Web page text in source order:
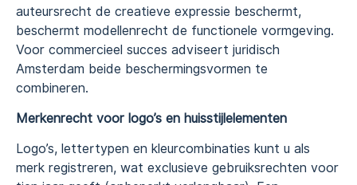
auteursrecht de creatieve expressie beschermt,
beschermt modellenrecht de functionele vormgeving.
Voor commercieel succes adviseert juridisch
Amsterdam beide beschermingsvormen te
combineren.
Merkenrecht voor logo’s en huisstijlelementen
Logo’s, lettertypen en kleurcombinaties kunt u als
merk registreren, wat exclusieve gebruiksrechten voor